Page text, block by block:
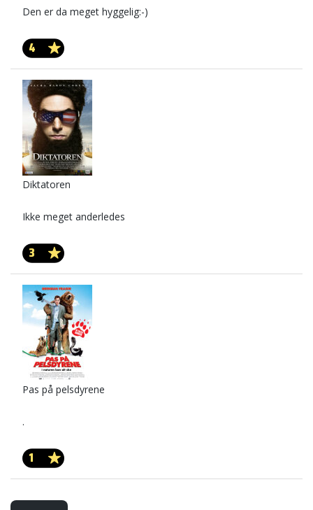
Den er da meget hyggelig:-)
4
Diktatoren
Ikke meget anderledes
3
Pas på pelsdyrene
.
1